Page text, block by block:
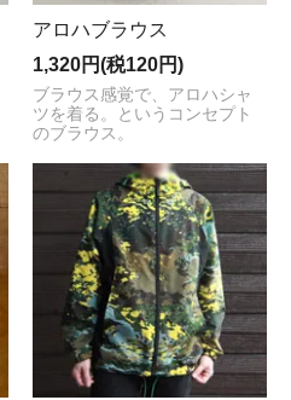
アロハブラウス
1,320円(税120円)
ブラウス感覚で、アロハシャ
ツを着る。というコンセプト
のブラウス。